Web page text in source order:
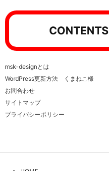
CONTENTS
msk-designとは
WordPress更新方法 くまねこ様
お問合わせ
サイトマップ
プライバシーポリシー